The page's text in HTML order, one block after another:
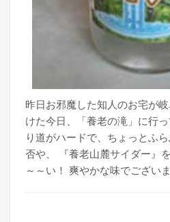
昨日お邪魔した知人のお宅が
けた今日、「養老の滝」に行
り道がハードで、ちょっとふ
否や、 『養老山麓サイダー』
～～い！ 爽やかな味でございま